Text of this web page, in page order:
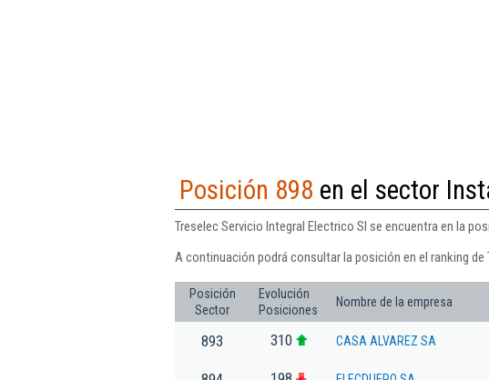
Posición 898 en el sector
Treselec Servicio Integral Electrico Sl se encuentra en la
A continuación podrá consultar la posición en el ranking
Posición
Sector
Evolución
Posiciones
Nombre de la empresa
893 310 CASA ALVAREZ SA